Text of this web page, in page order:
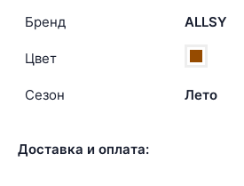
Бренд
ALLSY
Цвет
Сезон Лето
Доставка и оплата: